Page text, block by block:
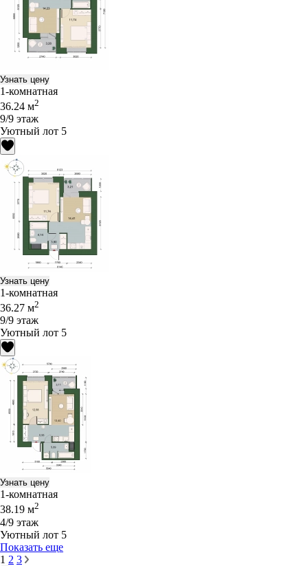
Узнать цену
1-комнатная
36.24 м2
9/9 этаж
Уютный лот 5
Узнать цену
1-комнатная
36.27 м2
9/9 этаж
Уютный лот 5
Узнать цену
1-комнатная
38.19 м2
4/9 этаж
Уютный лот 5
Показать еще
1 2 3